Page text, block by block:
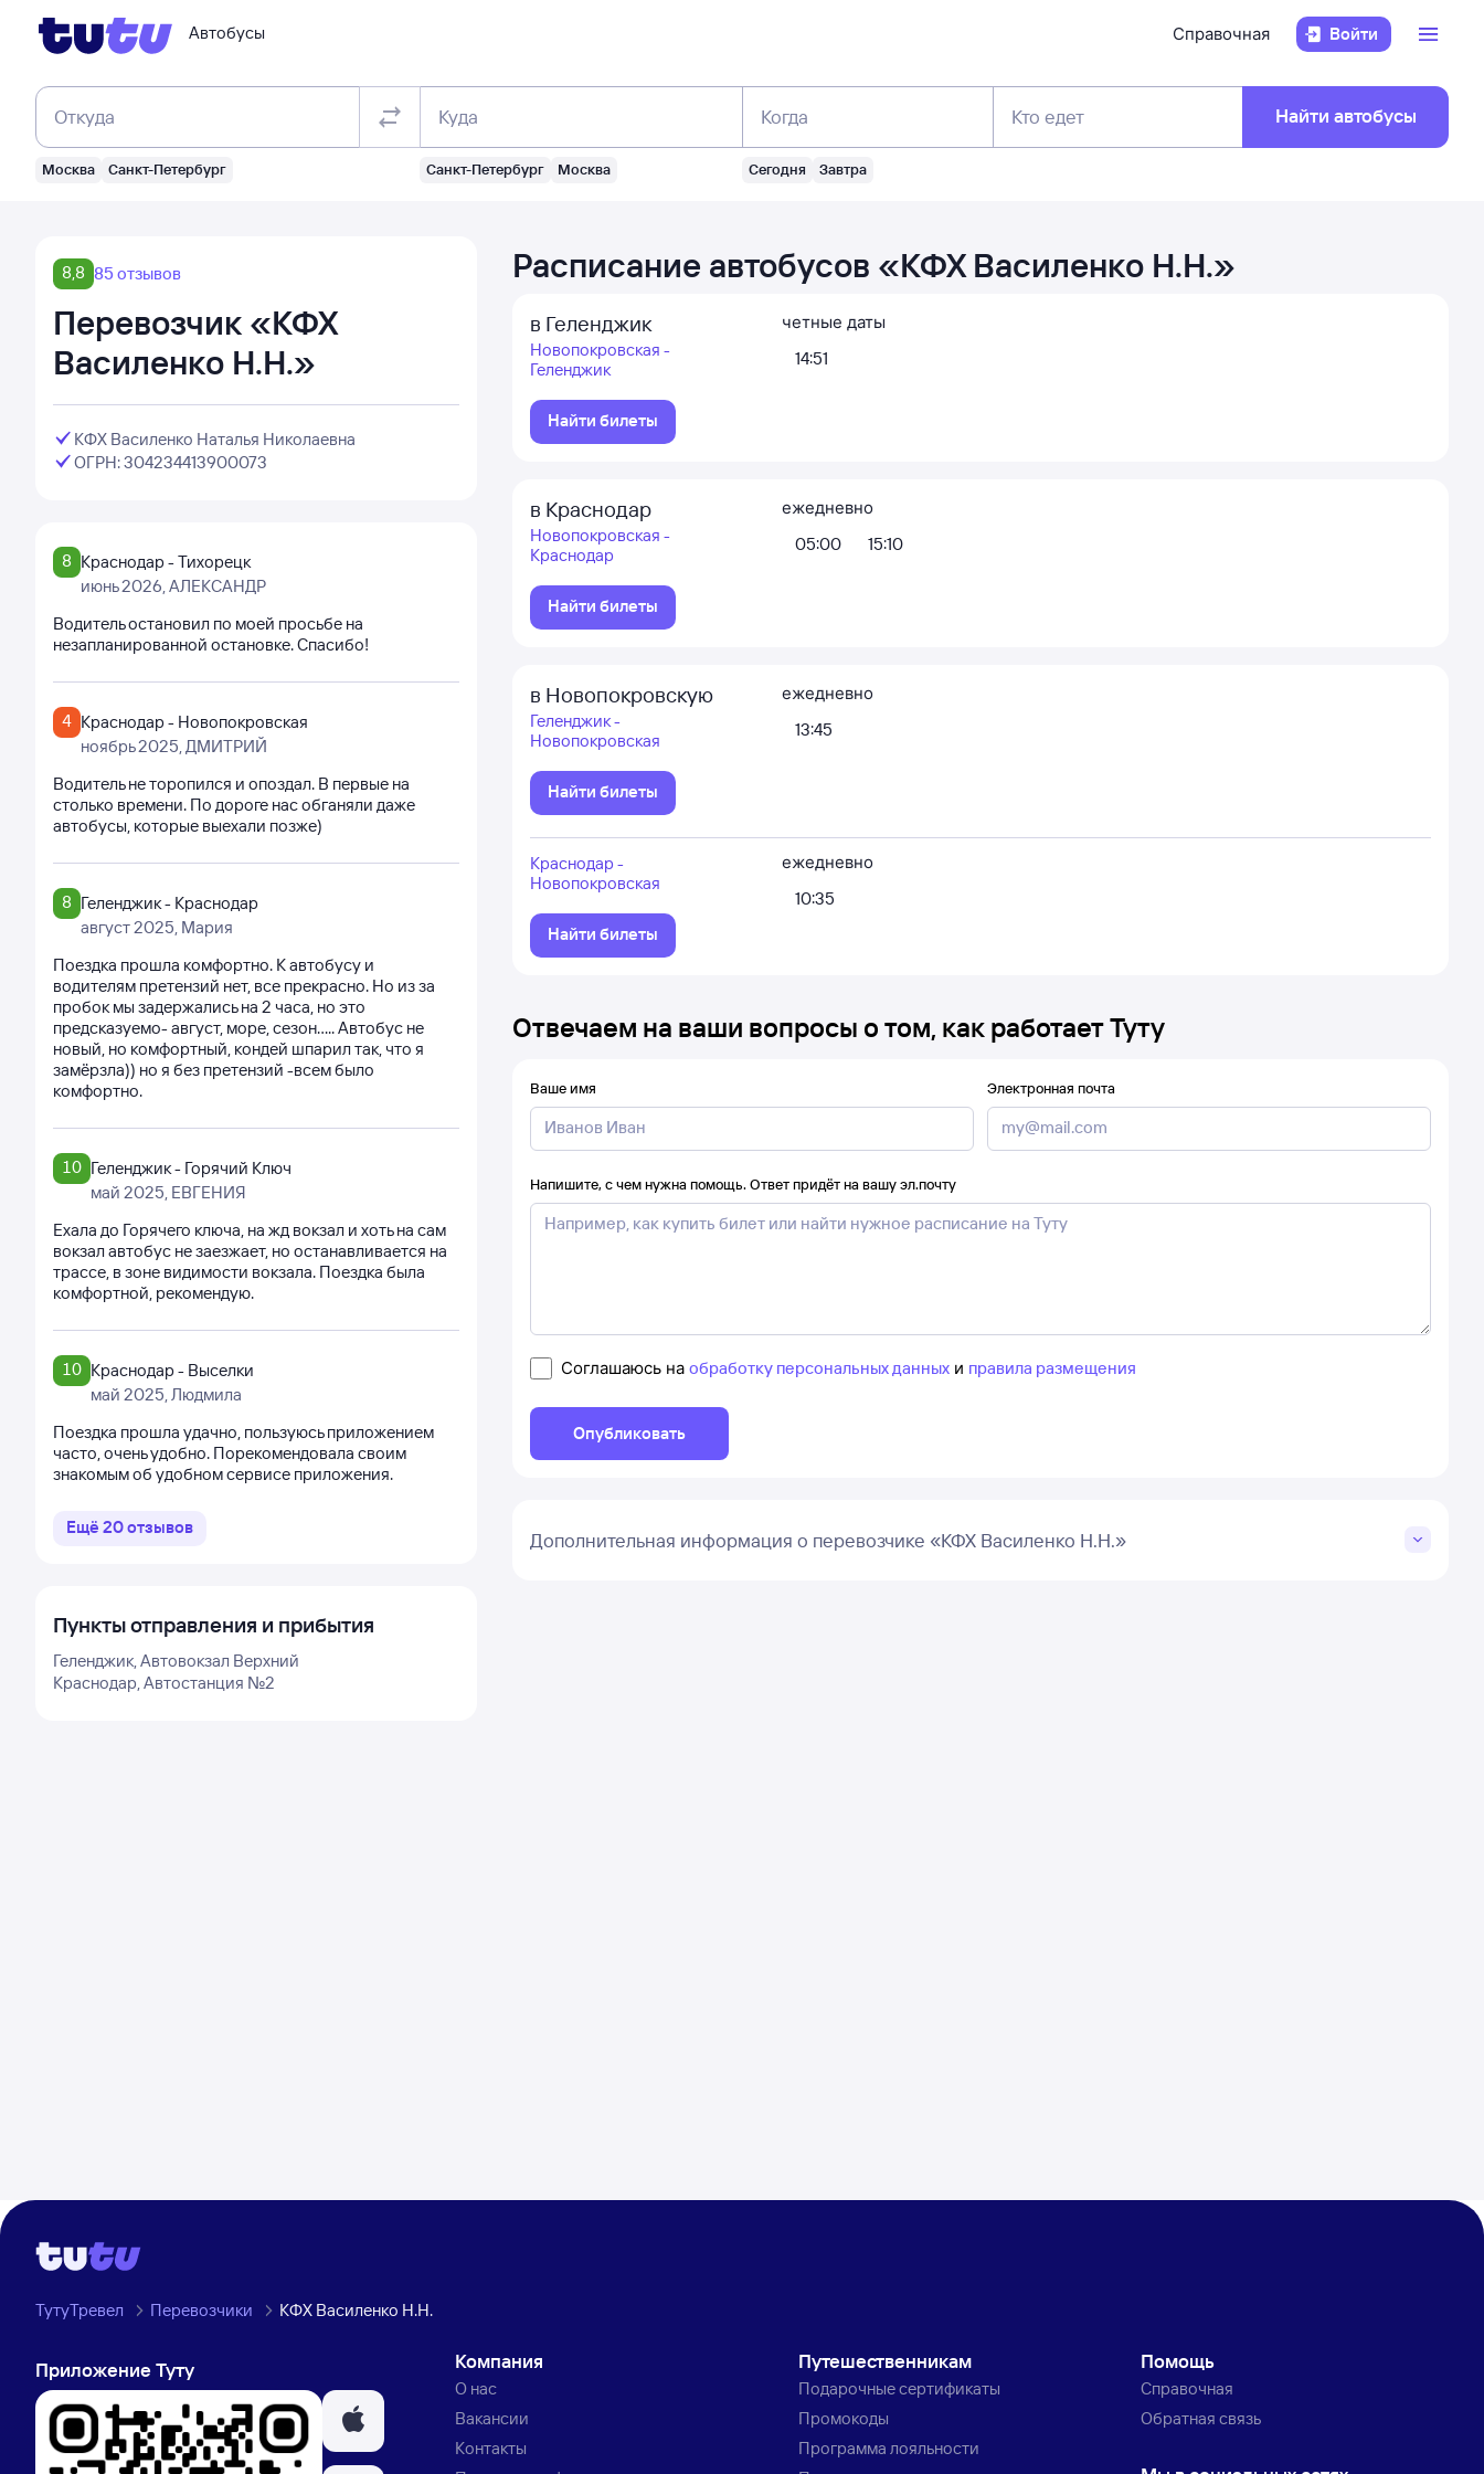
Автобусы Справочная Войти
Откуда
Москва Санкт-Петербург
Куда
Санкт-Петербург Москва
Когда
Сегодня Завтра
Кто едет Найти автобусы
8,8 85 отзывов
Перевозчик «КФХ
Василенко Н.Н.»
КФХ Василенко Наталья Николаевна
ОГРН: 304234413900073
Расписание автобусов «КФХ Василенко Н.Н.»
в Геленджик
Новопокровская -
Геленджик
Найти билеты
четные даты
14:51
в Краснодар
Новопокровская -
Краснодар
Найти билеты
ежедневно
05:00
15:10
в Новопокровскую
Геленджик -
Новопокровская
Найти билеты
ежедневно
13:45
Краснодар -
Новопокровская
Найти билеты
ежедневно
10:35
Отвечаем на ваши вопросы о том, как работает Туту
Ваше имя Электронная почта
Напишите, с чем нужна помощь. Ответ придёт на вашу эл.почту
Соглашаюсь на обработку персональных данных и правила размещения
Опубликовать
Дополнительная информация о перевозчике «КФХ Василенко Н.Н.»
8 Краснодар - Тихорецк
июнь 2026, АЛЕКСАНДР
Водитель остановил по моей просьбе на
незапланированной остановке. Спасибо!
4 Краснодар - Новопокровская
ноябрь 2025, ДМИТРИЙ
Водитель не торопился и опоздал. В первые на
столько времени. По дороге нас обганяли даже
автобусы, которые выехали позже)
8 Геленджик - Краснодар
август 2025, Мария
Поездка прошла комфортно. К автобусу и
водителям претензий нет, все прекрасно. Но из за
пробок мы задержались на 2 часа, но это
предсказуемо- август, море, сезон..... Автобус не
новый, но комфортный, кондей шпарил так, что я
замёрзла)) но я без претензий -всем было
комфортно.
10 Геленджик - Горячий Ключ
май 2025, ЕВГЕНИЯ
Ехала до Горячего ключа, на жд вокзал и хоть на сам
вокзал автобус не заезжает, но останавливается на
трассе, в зоне видимости вокзала. Поездка была
комфортной, рекомендую.
10 Краснодар - Выселки
май 2025, Людмила
Поездка прошла удачно, пользуюсь приложением
часто, очень удобно. Порекомендовала своим
знакомым об удобном сервисе приложения.
Ещё 20отзывов
Пункты отправления и прибытия
Геленджик, Автовокзал Верхний
Краснодар, Автостанция №2
ТутуТревел Перевозчики КФХ Василенко Н.Н.
Приложение Туту Компания
О нас
Вакансии
Контакты
Путешественникам
Подарочные сертификаты
Промокоды
Программа лояльности
Помощь
Справочная
Обратная связь